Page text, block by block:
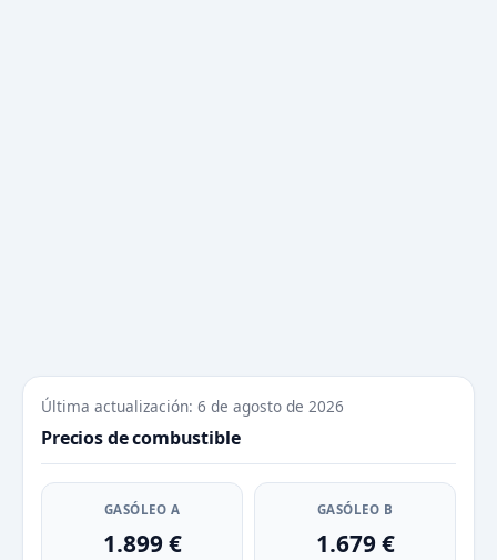
Última actualización: 6 de agosto de 2026
Precios de combustible
GASÓLEO A
1.899 €
GASÓLEO B
1.679 €